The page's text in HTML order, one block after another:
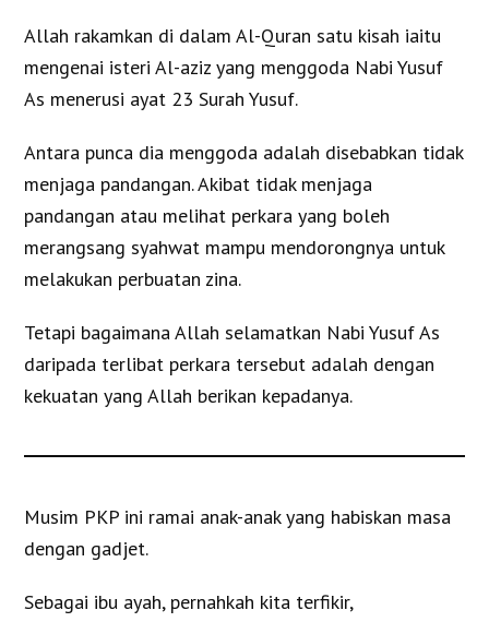
Allah rakamkan di dalam Al-Quran satu kisah iaitu
mengenai isteri Al-aziz yang menggoda Nabi Yusuf
As menerusi ayat 23 Surah Yusuf.
Antara punca dia menggoda adalah disebabkan tidak
menjaga pandangan. Akibat tidak menjaga
pandangan atau melihat perkara yang boleh
merangsang syahwat mampu mendorongnya untuk
melakukan perbuatan zina.
Tetapi bagaimana Allah selamatkan Nabi Yusuf As
daripada terlibat perkara tersebut adalah dengan
kekuatan yang Allah berikan kepadanya.
Musim PKP ini ramai anak-anak yang habiskan masa
dengan gadjet.
Sebagai ibu ayah, pernahkah kita terfikir,